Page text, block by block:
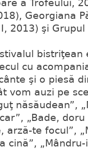
a Trofeului,
Georgiana
2013) şi Grupul
bistriţean
cu
şi o piesă
vom auzi pe
năsăudean”,
„Bade,
arză-te focul”,
cină”,